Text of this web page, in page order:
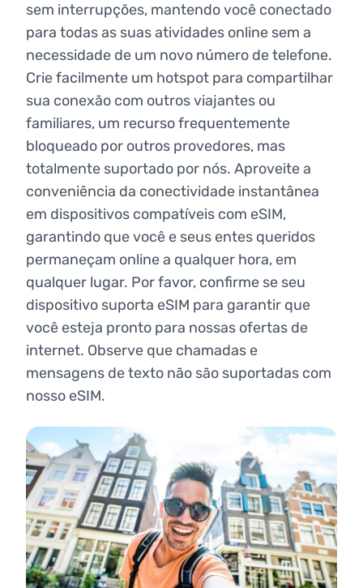
sem interrupções, mantendo você conectado
para todas as suas atividades online sem a
necessidade de um novo número de telefone.
Crie facilmente um hotspot para compartilhar
sua conexão com outros viajantes ou
familiares, um recurso frequentemente
bloqueado por outros provedores, mas
totalmente suportado por nós. Aproveite a
conveniência da conectividade instantânea
em dispositivos compatíveis com eSIM,
garantindo que você e seus entes queridos
permaneçam online a qualquer hora, em
qualquer lugar. Por favor, confirme se seu
dispositivo suporta eSIM para garantir que
você esteja pronto para nossas ofertas de
internet. Observe que chamadas e
mensagens de texto não são suportadas com
nosso eSIM.